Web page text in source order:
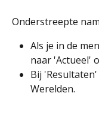
Onderstreepte
Als je in de
naar 'Actueel'
Bij
Werelden.